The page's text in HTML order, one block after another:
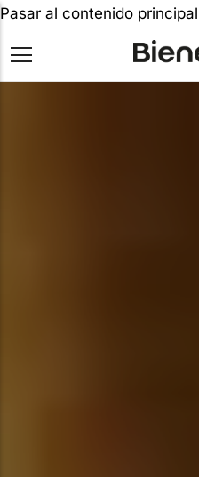
Pasar al contenido principal